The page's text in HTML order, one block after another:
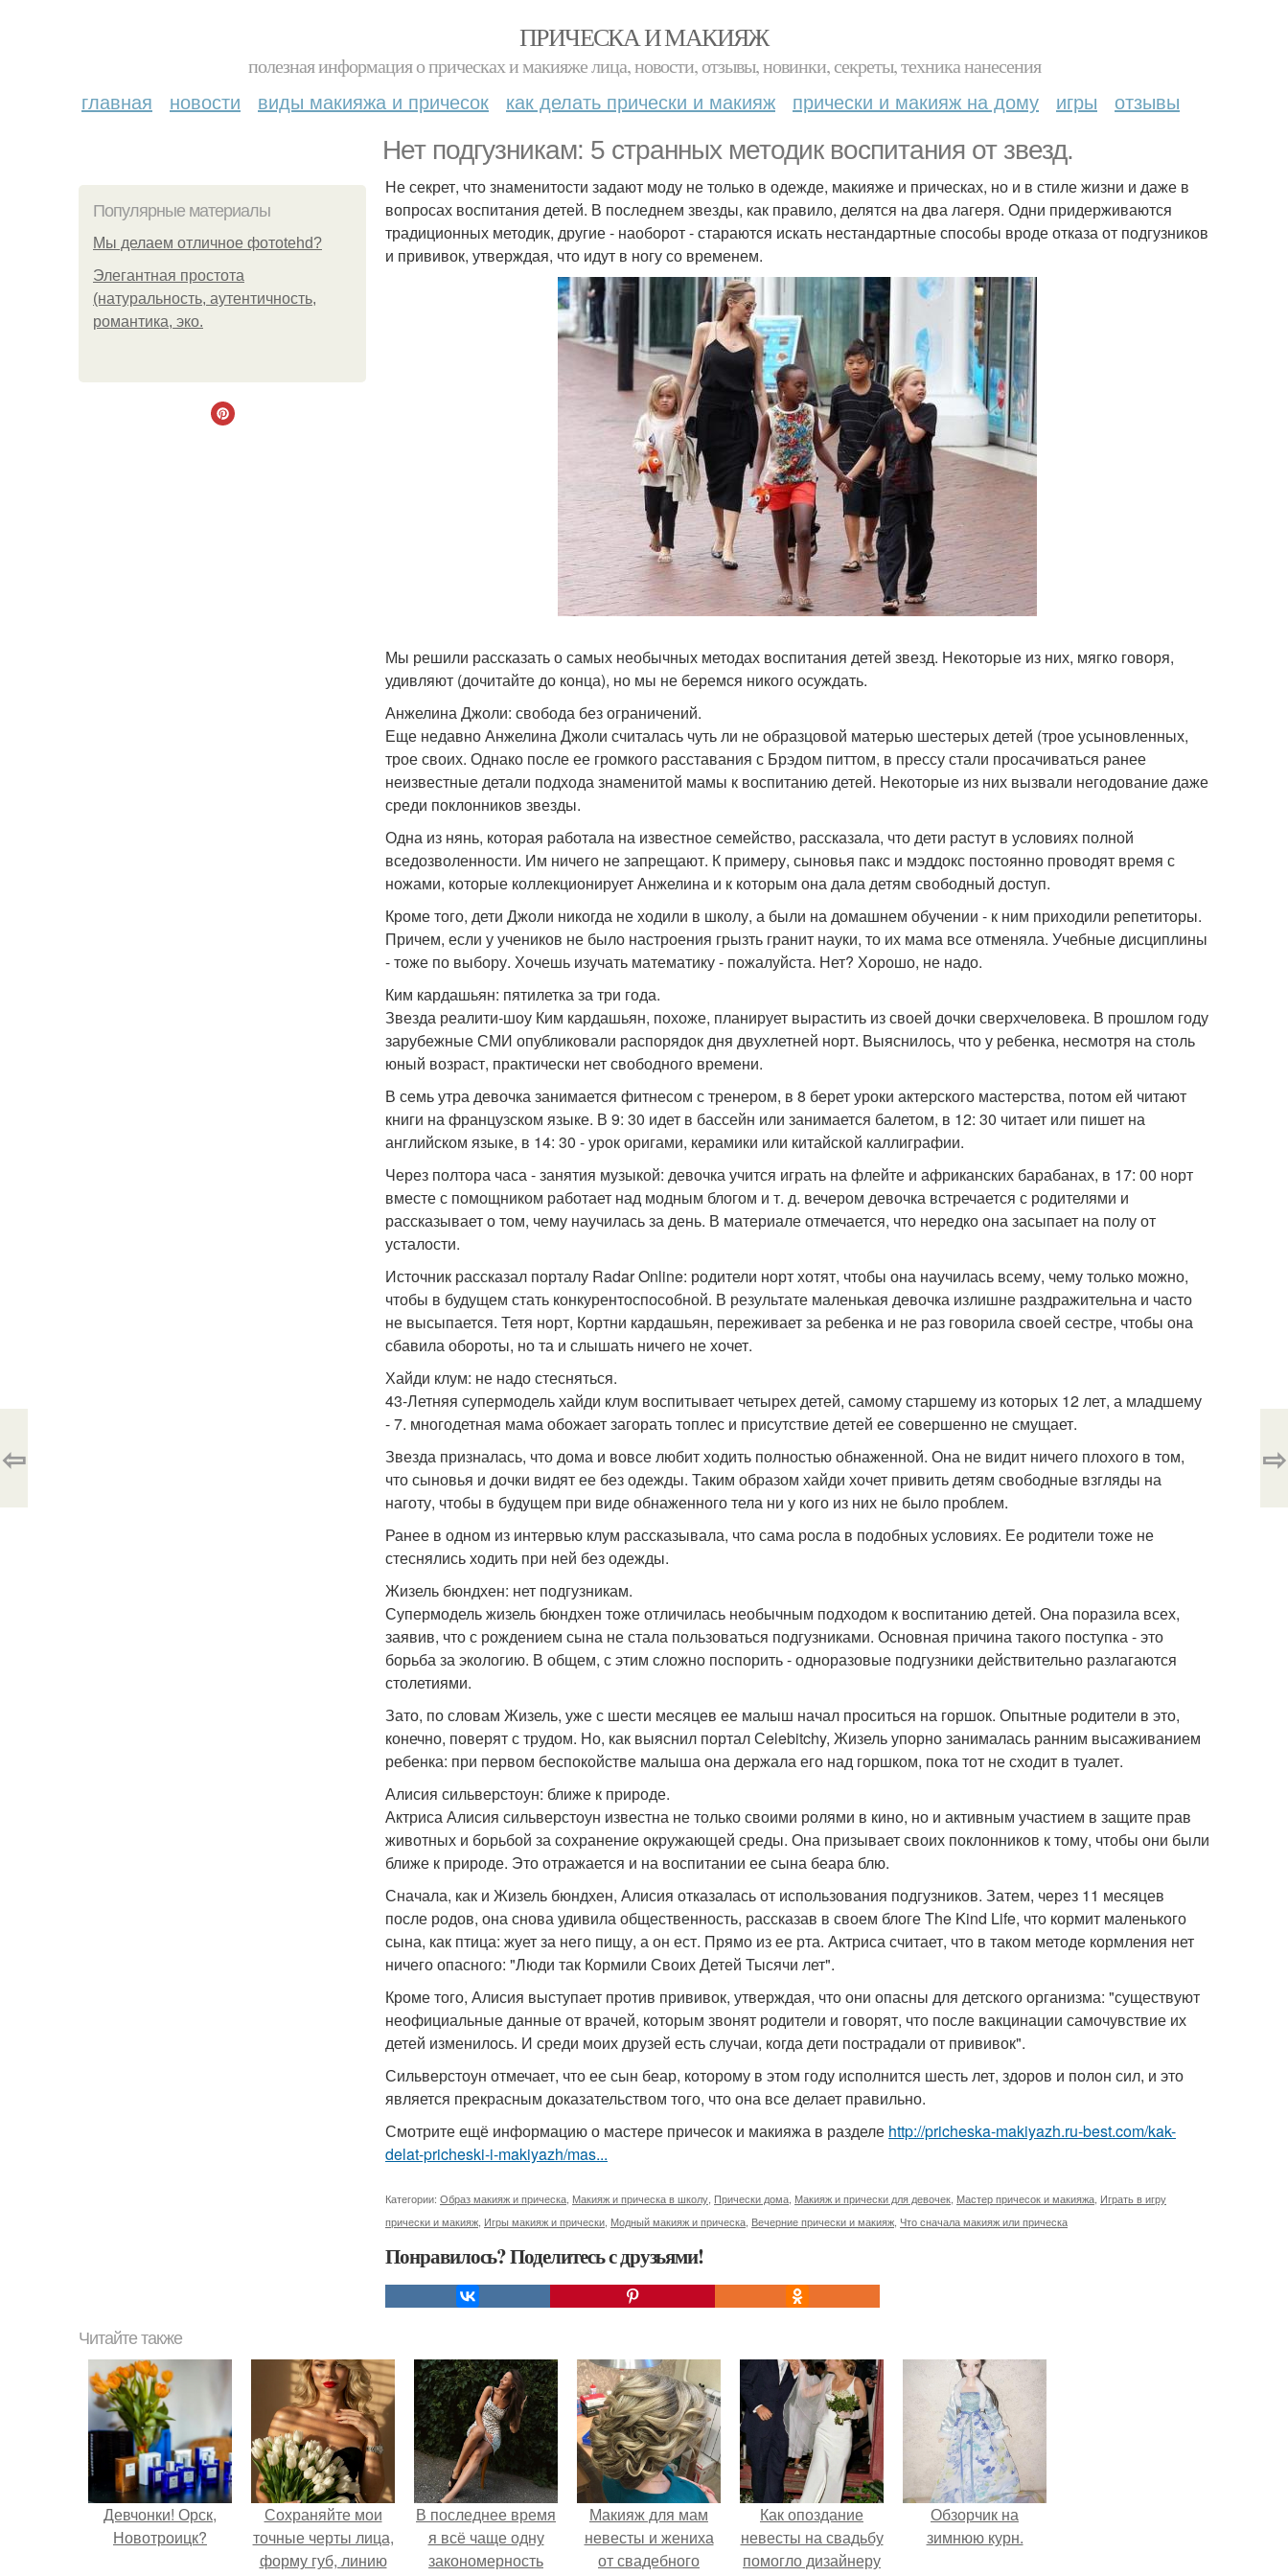
ПРИЧЕСКА И МАКИЯЖ
полезная информация о прическах и макияже лица, новости, отзывы, новинки, секреты, техника нанесения
главная новости виды макияжа и причесок как делать прически и макияж прически и макияж на дому игры отзывы
Нет подгузникам: 5 странных методик воспитания от звезд.
Популярные материалы
Мы делаем отличное фотоtehd?
Элегантная простота
(натуральность, аутентичность,
романтика, эко.
Не секрет, что знаменитости задают моду не только в одежде, макияже и прическах, но и в стиле жизни и даже в
вопросах воспитания детей. В последнем звезды, как правило, делятся на два лагеря. Одни придерживаются
традиционных методик, другие - наоборот - стараются искать нестандартные способы вроде отказа от подгузников
и прививок, утверждая, что идут в ногу со временем.
Мы решили рассказать о самых необычных методах воспитания детей звезд. Некоторые из них, мягко говоря,
удивляют (дочитайте до конца), но мы не беремся никого осуждать.
Анжелина Джоли: свобода без ограничений.
Еще недавно Анжелина Джоли считалась чуть ли не образцовой матерью шестерых детей (трое усыновленных,
трое своих. Однако после ее громкого расставания с Брэдом питтом, в прессу стали просачиваться ранее
неизвестные детали подхода знаменитой мамы к воспитанию детей. Некоторые из них вызвали негодование даже
среди поклонников звезды.
Одна из нянь, которая работала на известное семейство, рассказала, что дети растут в условиях полной
вседозволенности. Им ничего не запрещают. К примеру, сыновья пакс и мэддокс постоянно проводят время с
ножами, которые коллекционирует Анжелина и к которым она дала детям свободный доступ.
Кроме того, дети Джоли никогда не ходили в школу, а были на домашнем обучении - к ним приходили репетиторы.
Причем, если у учеников не было настроения грызть гранит науки, то их мама все отменяла. Учебные дисциплины
- тоже по выбору. Хочешь изучать математику - пожалуйста. Нет? Хорошо, не надо.
Ким кардашьян: пятилетка за три года.
Звезда реалити-шоу Ким кардашьян, похоже, планирует вырастить из своей дочки сверхчеловека. В прошлом году
зарубежные СМИ опубликовали распорядок дня двухлетней норт. Выяснилось, что у ребенка, несмотря на столь
юный возраст, практически нет свободного времени.
В семь утра девочка занимается фитнесом с тренером, в 8 берет уроки актерского мастерства, потом ей читают
книги на французском языке. В 9: 30 идет в бассейн или занимается балетом, в 12: 30 читает или пишет на
английском языке, в 14: 30 - урок оригами, керамики или китайской каллиграфии.
Через полтора часа - занятия музыкой: девочка учится играть на флейте и африканских барабанах, в 17: 00 норт
вместе с помощником работает над модным блогом и т. д. вечером девочка встречается с родителями и
рассказывает о том, чему научилась за день. В материале отмечается, что нередко она засыпает на полу от
усталости.
Источник рассказал порталу Radar Online: родители норт хотят, чтобы она научилась всему, чему только можно,
чтобы в будущем стать конкурентоспособной. В результате маленькая девочка излишне раздражительна и часто
не высыпается. Тетя норт, Кортни кардашьян, переживает за ребенка и не раз говорила своей сестре, чтобы она
сбавила обороты, но та и слышать ничего не хочет.
Хайди клум: не надо стесняться.
43-Летняя супермодель хайди клум воспитывает четырех детей, самому старшему из которых 12 лет, а младшему
- 7. многодетная мама обожает загорать топлес и присутствие детей ее совершенно не смущает.
Звезда призналась, что дома и вовсе любит ходить полностью обнаженной. Она не видит ничего плохого в том,
что сыновья и дочки видят ее без одежды. Таким образом хайди хочет привить детям свободные взгляды на
наготу, чтобы в будущем при виде обнаженного тела ни у кого из них не было проблем.
Ранее в одном из интервью клум рассказывала, что сама росла в подобных условиях. Ее родители тоже не
стеснялись ходить при ней без одежды.
Жизель бюндхен: нет подгузникам.
Супермодель жизель бюндхен тоже отличилась необычным подходом к воспитанию детей. Она поразила всех,
заявив, что с рождением сына не стала пользоваться подгузниками. Основная причина такого поступка - это
борьба за экологию. В общем, с этим сложно поспорить - одноразовые подгузники действительно разлагаются
столетиями.
Зато, по словам Жизель, уже с шести месяцев ее малыш начал проситься на горшок. Опытные родители в это,
конечно, поверят с трудом. Но, как выяснил портал Сelebitchy, Жизель упорно занималась ранним высаживанием
ребенка: при первом беспокойстве малыша она держала его над горшком, пока тот не сходит в туалет.
Алисия сильверстоун: ближе к природе.
Актриса Алисия сильверстоун известна не только своими ролями в кино, но и активным участием в защите прав
животных и борьбой за сохранение окружающей среды. Она призывает своих поклонников к тому, чтобы они были
ближе к природе. Это отражается и на воспитании ее сына беара блю.
Сначала, как и Жизель бюндхен, Алисия отказалась от использования подгузников. Затем, через 11 месяцев
после родов, она снова удивила общественность, рассказав в своем блоге The Kind Life, что кормит маленького
сына, как птица: жует за него пищу, а он ест. Прямо из ее рта. Актриса считает, что в таком методе кормления нет
ничего опасного: "Люди так Кормили Своих Детей Тысячи лет".
Кроме того, Алисия выступает против прививок, утверждая, что они опасны для детского организма: "существуют
неофициальные данные от врачей, которым звонят родители и говорят, что после вакцинации самочувствие их
детей изменилось. И среди моих друзей есть случаи, когда дети пострадали от прививок".
Сильверстоун отмечает, что ее сын беар, которому в этом году исполнится шесть лет, здоров и полон сил, и это
является прекрасным доказательством того, что она все делает правильно.
Смотрите ещё информацию о мастере причесок и макияжа в разделе http://pricheska-makiyazh.ru-best.com/kak-
delat-pricheski-i-makiyazh/mas...
Категории: Образ макияж и прическа Макияж и прическа в школу Прически дома Макияж и прически для девочек Мастер причесок и макияжа Играть в игру
прически и макияж Игры макияж и прически Модный макияж и прическа Вечерние прически и макияж Что сначала макияж или прическа
Понравилось? Поделитесь с друзьями!
⇦ ⇨
Читайте также
Девчонки! Орск,
Новотроицк?
Сохраняйте мои
точные черты лица,
форму губ, линию
В последнее время
я всё чаще одну
закономерность
Макияж для мам
невесты и жениха
от свадебного
Как опоздание
невесты на свадьбу
помогло дизайнеру
Обзорчик на
зимнюю курн.